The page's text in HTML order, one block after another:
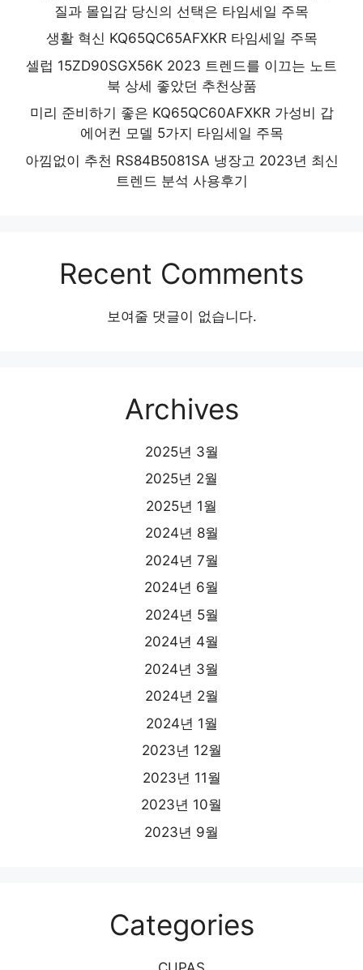
질과 몰입감 당신의 선택은 타임세일 주목
생활 혁신 KQ65QC65AFXKR 타임세일 주목
셀럽 15ZD90SGX56K 2023 트렌드를 이끄는 노트
북 상세 좋았던 추천상품
미리 준비하기 좋은 KQ65QC60AFXKR 가성비 갑
에어컨 모델 5가지 타임세일 주목
아낌없이 추천 RS84B5081SA 냉장고 2023년 최신
트렌드 분석 사용후기
Recent Comments
보여줄 댓글이 없습니다.
Archives
2025년 3월
2025년 2월
2025년 1월
2024년 8월
2024년 7월
2024년 6월
2024년 5월
2024년 4월
2024년 3월
2024년 2월
2024년 1월
2023년 12월
2023년 11월
2023년 10월
2023년 9월
Categories